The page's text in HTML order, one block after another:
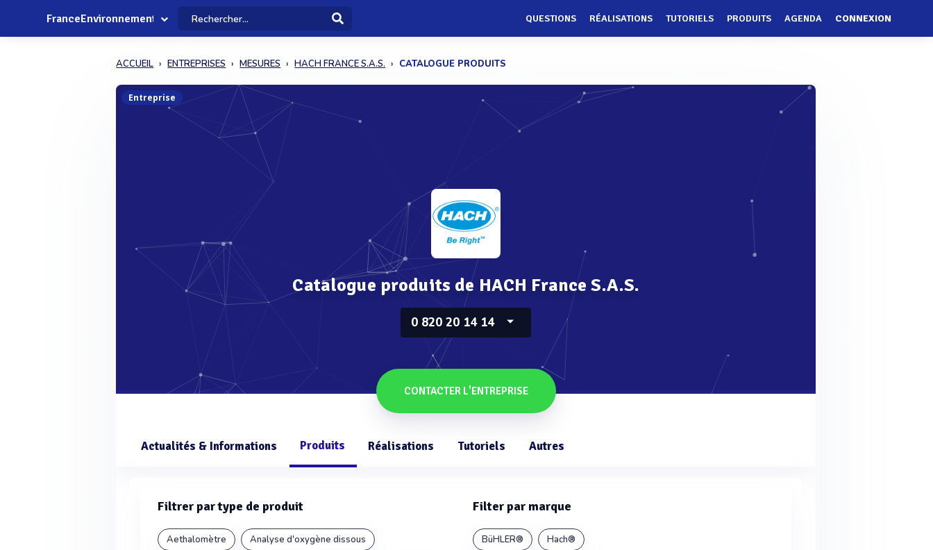
FranceEnvironnement QUESTIONS RÉALISATIONS TUTORIELS PRODUITS AGENDA CONNEXION
ACCUEIL ENTREPRISES MESURES HACH FRANCE S.A.S. CATALOGUE PRODUITS
Entreprise
Catalogue produits de HACH France S.A.S.
0 820 20 14 14
CONTACTER L'ENTREPRISE
Actualités & Informations Produits Réalisations Tutoriels Autres
Filtrer par type de produit
Aethalomètre Analyse d'oxygène dissous
Filter par marque
BüHLER® Hach®